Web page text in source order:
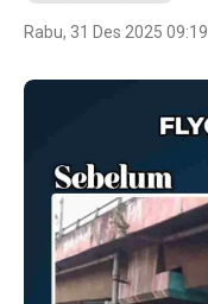
Rabu, 31 Des 2025 09:19